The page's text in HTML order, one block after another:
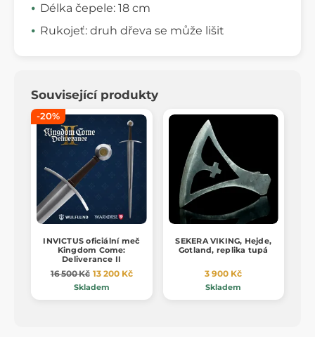
Délka čepele: 18 cm
Rukojeť: druh dřeva se může lišit
Související produkty
-20%
INVICTUS oficiální meč
Kingdom Come:
Deliverance II
16 500 Kč 13 200 Kč
Skladem
SEKERA VIKING, Hejde,
Gotland, replika tupá
3 900 Kč
Skladem